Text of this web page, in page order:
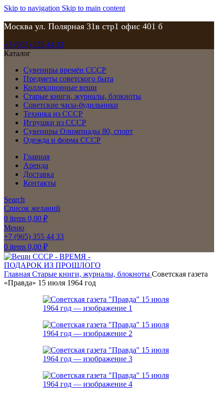
Skip to navigation Skip to main content
Москва ул. Полярная 31в стр1 офис 401 б
+7 (965) 355 44 33
Каталог
Сувениры времён СССР
Предметы советского быта
Коллекционные вещи
Старые книги, журналы, блокноты
Советские часы-будильники
Техника из СССР
Игрушки из СССР
Сувениры Олимпиады 80, спорт
Одежда и форма СССР
Главная
Аренда
Доставка
Контакты
Search
Список желаний
0 items 0,00 ₽
Меню
+7 (965) 355 44 33
0 items 0,00 ₽
Главная Старые книги, журналы, блокноты Советская газета
«Правда» 15 июля 1964 год